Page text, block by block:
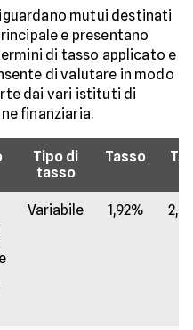
mutui destinati
e presentano
di tasso applicato e
di valutare in modo
dai vari istituti di
finanziaria.
Tipo di
tasso
Tasso
Variabile 1,92%